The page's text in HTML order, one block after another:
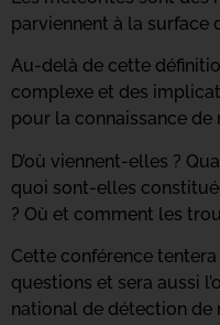
parviennent à la surface
Au-delà de cette
complexe et des
pour la connaissance
D’où viennent-elles ?
quoi sont-elles
? Où et comment les
Cette conférence tentera
questions et sera aussi
national de détection de